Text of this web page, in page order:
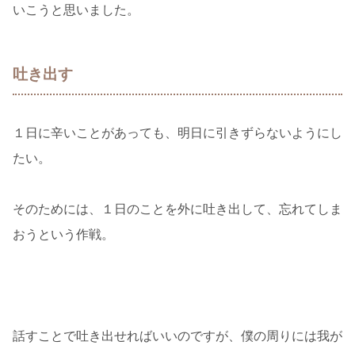
いこうと思いました。
吐き出す
１日に辛いことがあっても、明日に引きずらないようにし
たい。
そのためには、１日のことを外に吐き出して、忘れてしま
おうという作戦。
話すことで吐き出せればいいのですが、僕の周りには我が